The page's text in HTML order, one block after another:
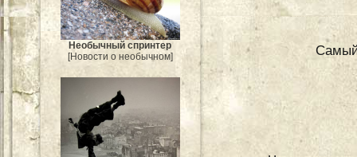
Необычный спринтер
[Новости о необычном]